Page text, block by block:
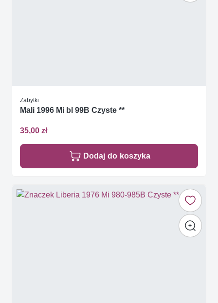
Zabytki
Mali 1996 Mi bl 99B Czyste **
35,00 zł
Dodaj do koszyka